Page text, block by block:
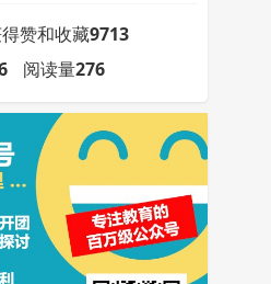
赞和收藏9713
阅读量276